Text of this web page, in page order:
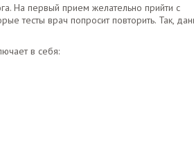
На первый прием желательно прийти с
тесты врач попросит повторить. Так,
в себя: